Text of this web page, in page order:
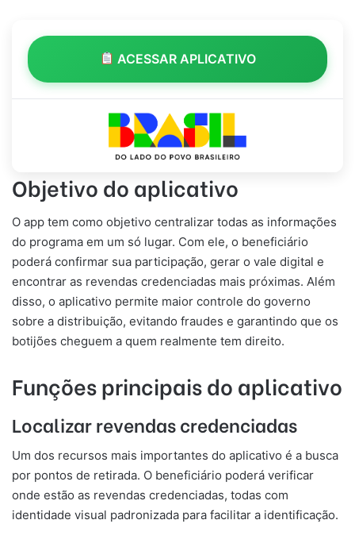
ACESSAR APLICATIVO
Objetivo do aplicativo
O app tem como objetivo centralizar todas as informações
do programa em um só lugar. Com ele, o beneficiário
poderá confirmar sua participação, gerar o vale digital e
encontrar as revendas credenciadas mais próximas. Além
disso, o aplicativo permite maior controle do governo
sobre a distribuição, evitando fraudes e garantindo que os
botijões cheguem a quem realmente tem direito.
Funções principais do aplicativo
Localizar revendas credenciadas
Um dos recursos mais importantes do aplicativo é a busca
por pontos de retirada. O beneficiário poderá verificar
onde estão as revendas credenciadas, todas com
identidade visual padronizada para facilitar a identificação.